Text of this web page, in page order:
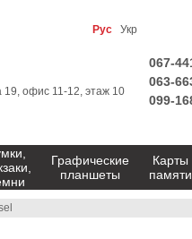
Рус Укр
19, офис 11-12, этаж 10
067-
063-
099-
Графические
планшеты
Карты
памяти